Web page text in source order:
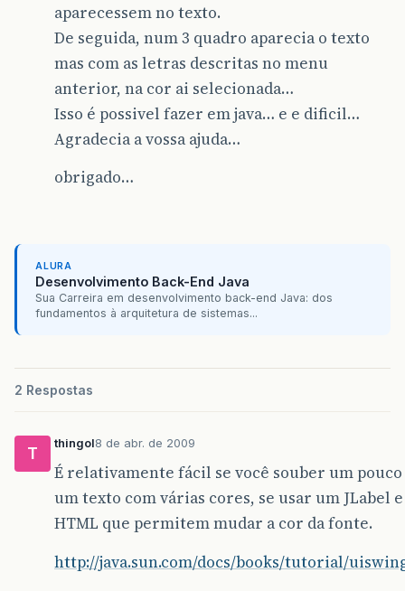
aparecessem no texto.
De seguida, num 3 quadro aparecia o texto
mas com as letras descritas no menu
anterior, na cor ai selecionada…
Isso é possivel fazer em java… e e dificil…
Agradecia a vossa ajuda…
obrigado…
ALURA
Desenvolvimento Back-End Java
Sua Carreira em desenvolvimento back-end Java: dos
fundamentos à arquitetura de sistemas...
2 Respostas
T
thingol8 de abr. de 2009
É relativamente fácil se você souber um pouco
um texto com várias cores, se usar um JLabel
HTML que permitem mudar a cor da fonte.
http://java.sun.com/docs/books/tutorial/